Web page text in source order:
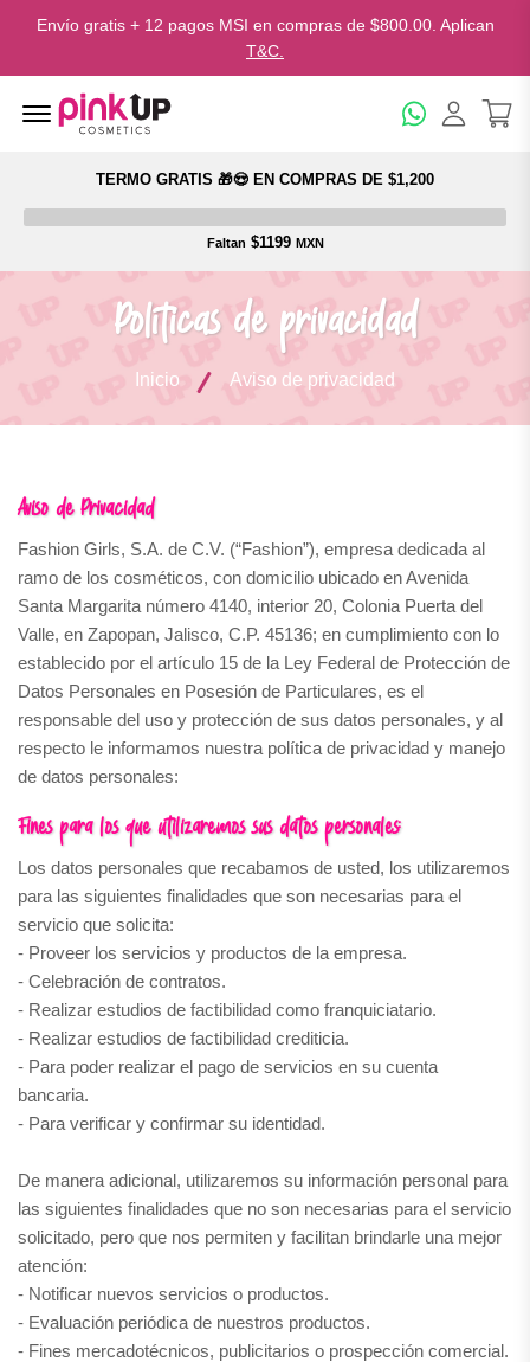
Envío gratis + 12 pagos MSI en compras de $800.00. Aplican
T&C.
Menu Open
TERMO GRATIS 🎁😍 EN COMPRAS DE $1,200
Faltan $1199 MXN
Políticas de privacidad
Inicio Aviso de privacidad
Aviso de Privacidad
Fashion Girls, S.A. de C.V. (“Fashion”), empresa dedicada al
ramo de los cosméticos, con domicilio ubicado en Avenida
Santa Margarita número 4140, interior 20, Colonia Puerta del
Valle, en Zapopan, Jalisco, C.P. 45136; en cumplimiento con lo
establecido por el artículo 15 de la Ley Federal de Protección de
Datos Personales en Posesión de Particulares, es el
responsable del uso y protección de sus datos personales, y al
respecto le informamos nuestra política de privacidad y manejo
de datos personales:
Fines para los que utilizaremos sus datos personales:
Los datos personales que recabamos de usted, los utilizaremos
para las siguientes finalidades que son necesarias para el
servicio que solicita:
- Proveer los servicios y productos de la empresa.
- Celebración de contratos.
- Realizar estudios de factibilidad como franquiciatario.
- Realizar estudios de factibilidad crediticia.
- Para poder realizar el pago de servicios en su cuenta
bancaria.
- Para verificar y confirmar su identidad.
De manera adicional, utilizaremos su información personal para
las siguientes finalidades que no son necesarias para el servicio
solicitado, pero que nos permiten y facilitan brindarle una mejor
atención:
- Notificar nuevos servicios o productos.
- Evaluación periódica de nuestros productos.
- Fines mercadotécnicos, publicitarios o prospección comercial.